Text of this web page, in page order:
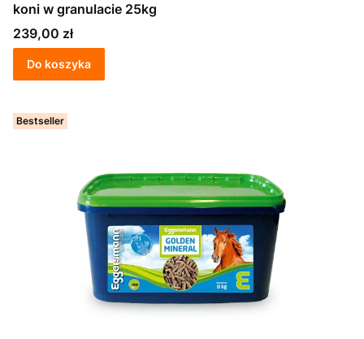
koni w granulacie 25kg
Cena
239,00 zł
Do koszyka
Bestseller